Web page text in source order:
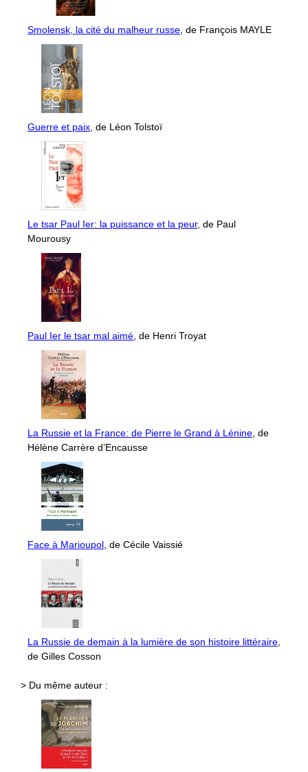
Smolensk, la cité du malheur russe, de François MAYLE
Guerre et paix, de Léon Tolstoï
Le tsar Paul Ier: la puissance et la peur, de Paul
Mourousy
Paul Ier le tsar mal aimé, de Henri Troyat
La Russie et la France: de Pierre le Grand à Lénine, de
Hélène Carrère d’Encausse
Face à Marioupol, de Cécile Vaissié
La Russie de demain à la lumière de son histoire littéraire,
de Gilles Cosson
> Du même auteur :